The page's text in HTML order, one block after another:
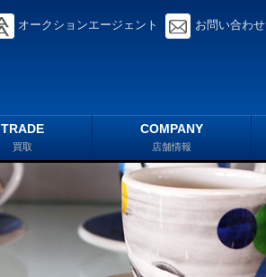
オークションエージェント お問い合わせ
TRADE
買取
COMPANY
店舗情報